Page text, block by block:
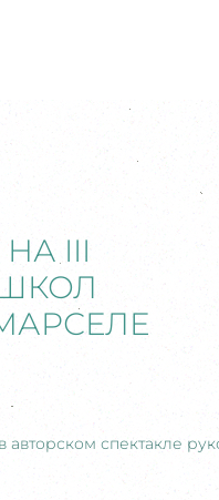
III
спектакле